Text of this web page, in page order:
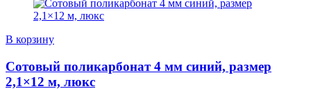
В корзину
Сотовый поликарбонат 4 мм синий, размер
2,1×12 м, люкс